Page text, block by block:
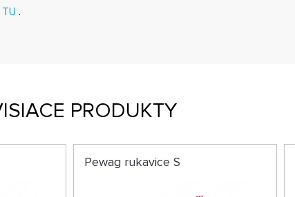
TU .
PRODUKTY
Pewag rukavice S